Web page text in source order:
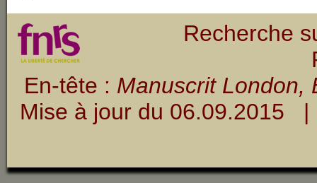
Recherche
En-tête : Manuscrit London,
Mise à jour du 06.09.2015 |